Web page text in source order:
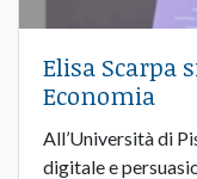
Elisa Scarpa
Economia
All’Università di
digitale e